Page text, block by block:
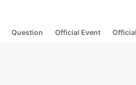
Question Official Event